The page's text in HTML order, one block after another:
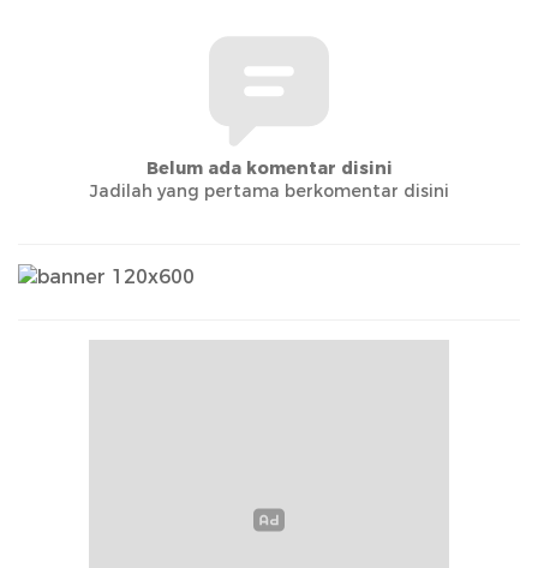
Belum ada komentar disini
Jadilah yang pertama berkomentar disini